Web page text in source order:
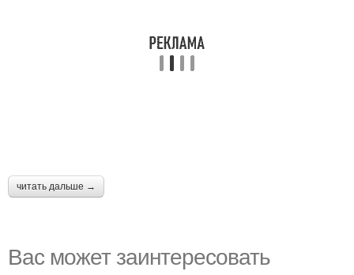
читать дальше →
Вас может заинтересовать